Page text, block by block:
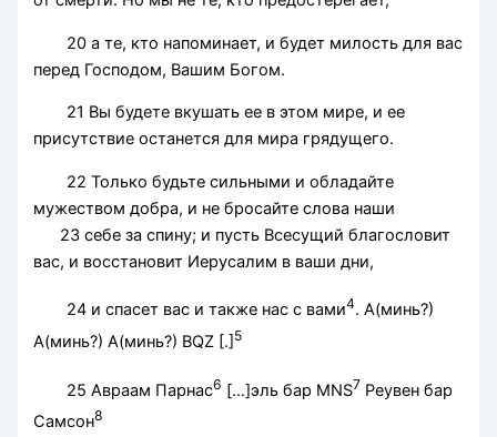
20 а те, кто напоминает, и будет милость для вас
перед Господом, Вашим Богом.
21 Вы будете вкушать ее в этом мире, и ее
присутствие останется для мира грядущего.
22 Только будьте сильными и обладайте
мужеством добра, и не бросайте слова наши
23 себе за спину; и пусть Всесущий благословит
вас, и восстановит Иерусалим в ваши дни,
24 и спасет вас и также нас с вами4. А(минь?)
А(минь?) А(минь?) BQZ [.] 5
25 Авраам Парнас6 […]эль бар MNS7 Реувен бар
Самсон8